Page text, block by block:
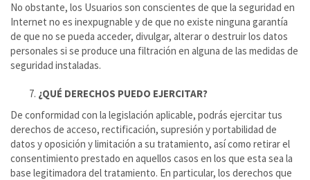
No obstante, los Usuarios son conscientes de que la seguridad en
Internet no es inexpugnable y de que no existe ninguna garantía
de que no se pueda acceder, divulgar, alterar o destruir los datos
personales si se produce una filtración en alguna de las medidas de
seguridad instaladas.
¿QUÉ DERECHOS PUEDO EJERCITAR?
De conformidad con la legislación aplicable, podrás ejercitar tus
derechos de acceso, rectificación, supresión y portabilidad de
datos y oposición y limitación a su tratamiento, así como retirar el
consentimiento prestado en aquellos casos en los que esta sea la
base legitimadora del tratamiento. En particular, los derechos que